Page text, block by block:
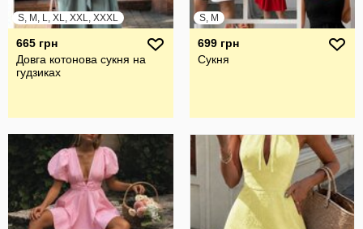
S, M, L, XL, XXL, XXXL
665 грн
Довга котонова сукня на
гудзиках
S, M
699 грн
Сукня